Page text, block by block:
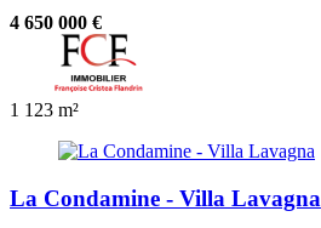
4 650 000 €
1 123 m²
La Condamine - Villa Lavagna